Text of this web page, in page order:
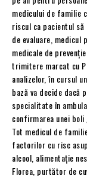
medicului de familie
riscul ca pacientul
de evaluare, medicul
medicale de
trimitere marcat cu
analizelor, în cursul
bază va decide dacă
specialitate în
confirmarea unei
Tot medicul de
factorilor cu risc
alcool, alimentație
Florea, purtător de